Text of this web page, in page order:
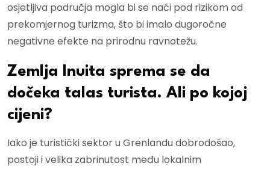
osjetljiva područja mogla bi se naći pod rizikom od
prekomjernog turizma, što bi imalo dugoročne
negativne efekte na prirodnu ravnotežu.
Zemlja Inuita sprema se da
dočeka talas turista. Ali po kojoj
cijeni?
Iako je turistički sektor u Grenlandu dobrodošao,
postoji i velika zabrinutost među lokalnim